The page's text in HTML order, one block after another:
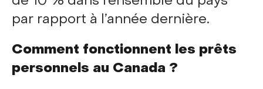
par rapport à l’année dernière.
Comment fonctionnent les prêts
personnels au Canada ?